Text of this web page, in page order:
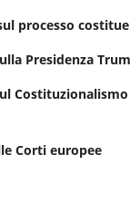
processo
Presidenza
Corti europee